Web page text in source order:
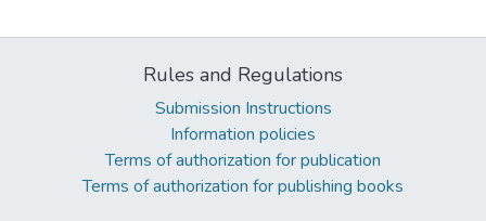
Rules and Regulations
Submission Instructions
Information policies
Terms of authorization for publication
Terms of authorization for publishing books